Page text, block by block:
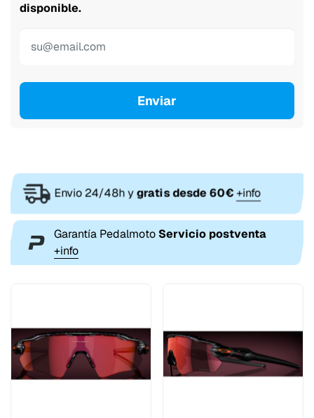
disponible.
Enviar
Envio 24/48h ygratis desde 60€+info
Garantía Pedalmoto Servicio postventa
+info